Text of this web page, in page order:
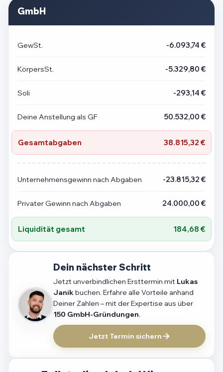
GmbH
GewSt. -6.093,74 €
KörpersSt. -5.329,80 €
Soli -293,14 €
Deine Anstellung als GF 50.532,00 €
Gesamtabgaben 38.815,32 €
Unternehmensgewinn nach Abgaben -23.815,32 €
Privater Gewinn nach Abgaben 24.000,00 €
Liquidität gesamt 184,68 €
Dein nächster Schritt
Jetzt unverbindlichen Ersttermin mit Lukas
Janikbuchen. Erfahre alle Vorteile anhand
Deiner Zahlen – mit der Expertise aus über
150 GmbH-Gründungen.
Jetzt Termin sichern